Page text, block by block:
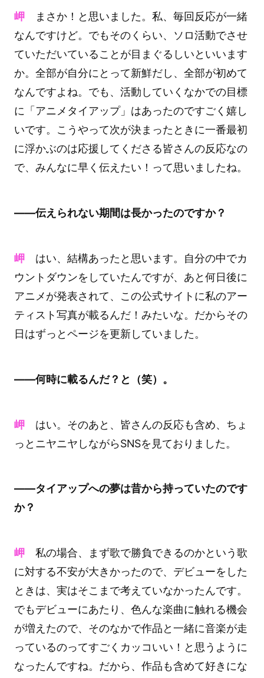
岬まさか！と思いました。私、毎回反応が一緒
なんですけど。でもそのくらい、ソロ活動でさせ
ていただいていることが目まぐるしいといいます
か。全部が自分にとって新鮮だし、全部が初めて
なんですよね。でも、活動していくなかでの目標
に「アニメタイアップ」はあったのですごく嬉し
いです。こうやって次が決まったときに一番最初
に浮かぶのは応援してくださる皆さんの反応なの
で、みんなに早く伝えたい！って思いましたね。
――伝えられない期間は長かったのですか？
岬はい、結構あったと思います。自分の中でカ
ウントダウンをしていたんですが、あと何日後に
アニメが発表されて、この公式サイトに私のアー
ティスト写真が載るんだ！みたいな。だからその
日はずっとページを更新していました。
――何時に載るんだ？と（笑）。
岬はい。そのあと、皆さんの反応も含め、ちょ
っとニヤニヤしながらSNSを見ておりました。
――タイアップへの夢は昔から持っていたのです
か？
岬私の場合、まず歌で勝負できるのかという歌
に対する不安が大きかったので、デビューをした
ときは、実はそこまで考えていなかったんです。
でもデビューにあたり、色んな楽曲に触れる機会
が増えたので、そのなかで作品と一緒に音楽が走
っているのってすごくカッコいい！と思うように
なったんですね。だから、作品も含めて好きにな